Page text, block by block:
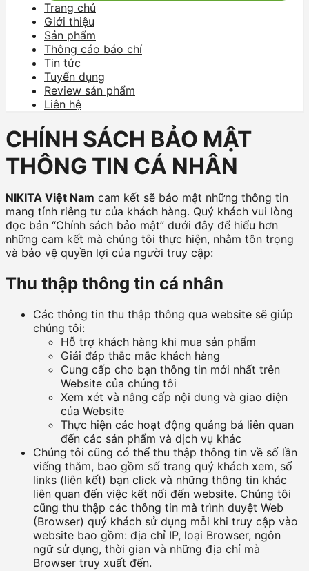
Trang chủ
Giới thiệu
Sản phẩm
Thông cáo báo chí
Tin tức
Tuyển dụng
Review sản phẩm
Liên hệ
CHÍNH SÁCH BẢO MẬT
THÔNG TIN CÁ NHÂN
NIKITA Việt Nam cam kết sẽ bảo mật những thông tin
mang tính riêng tư của khách hàng. Quý khách vui lòng
đọc bản “Chính sách bảo mật” dưới đây để hiểu hơn
những cam kết mà chúng tôi thực hiện, nhằm tôn trọng
và bảo vệ quyền lợi của người truy cập:
Thu thập thông tin cá nhân
Các thông tin thu thập thông qua website sẽ giúp
chúng tôi:
Hỗ trợ khách hàng khi mua sản phẩm
Giải đáp thắc mắc khách hàng
Cung cấp cho bạn thông tin mới nhất trên
Website của chúng tôi
Xem xét và nâng cấp nội dung và giao diện
của Website
Thực hiện các hoạt động quảng bá liên quan
đến các sản phẩm và dịch vụ khác
Chúng tôi cũng có thể thu thập thông tin về số lần
viếng thăm, bao gồm số trang quý khách xem, số
links (liên kết) bạn click và những thông tin khác
liên quan đến việc kết nối đến website. Chúng tôi
cũng thu thập các thông tin mà trình duyệt Web
(Browser) quý khách sử dụng mỗi khi truy cập vào
website bao gồm: địa chỉ IP, loại Browser, ngôn
ngữ sử dụng, thời gian và những địa chỉ mà
Browser truy xuất đến.